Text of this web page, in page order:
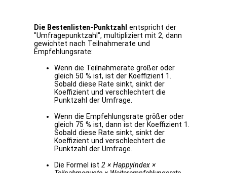
Die Bestenlisten-Punktzahl entspricht der
"Umfragepunktzahl", multipliziert mit 2, dann
gewichtet nach Teilnahmerate und
Empfehlungsrate:
Wenn die Teilnahmerate größer oder
gleich 50 % ist, ist der Koeffizient 1.
Sobald diese Rate sinkt, sinkt der
Koeffizient und verschlechtert die
Punktzahl der Umfrage.
Wenn die Empfehlungsrate größer oder
gleich 75 % ist, dann ist der Koeffizient 1.
Sobald diese Rate sinkt, sinkt der
Koeffizient und verschlechtert die
Punktzahl der Umfrage.
Die Formel ist2 × HappyIndex ×